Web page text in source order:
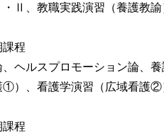
Ⅱ、教職実践演習（養護教諭
課程
、ヘルスプロモーション論、
①）、看護学演習（広域看護②
課程